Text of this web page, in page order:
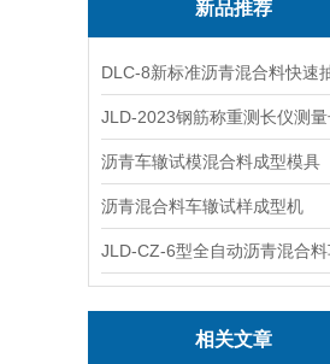
新品推荐
沥青车辙试模混合料成型模具
沥青混合料车辙试样成型机
相关文章